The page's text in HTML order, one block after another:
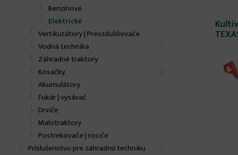
Benzínové
Elektrické
Vertikutátory | Prevzdušňovače
Vodná technika
Záhradné traktory
Kosačky
Akumulátory
Fukár | vysávač
Drviče
Malotraktory
Postrekovače | rosiče
Príslušenstvo pre záhradnú techniku